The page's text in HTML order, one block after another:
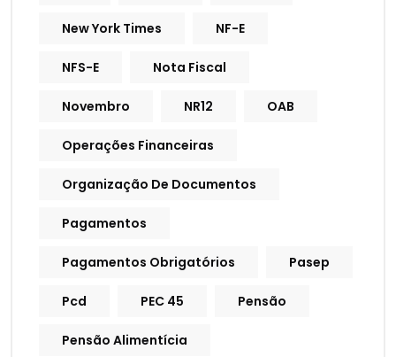
New York Times NF-E
NFS-E Nota Fiscal
Novembro NR12 OAB
Operações Financeiras
Organização De Documentos
Pagamentos
Pagamentos Obrigatórios Pasep
Pcd PEC 45 Pensão
Pensão Alimentícia